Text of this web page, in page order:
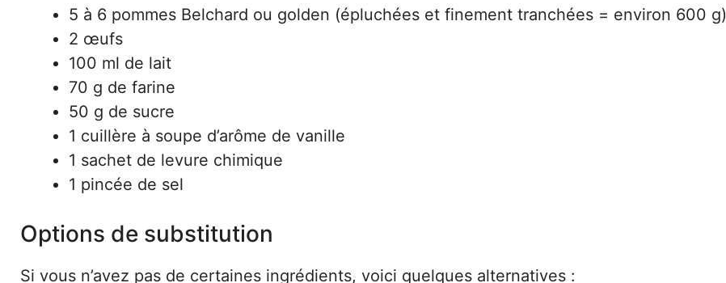
5 à 6 pommes Belchard ou golden (épluchées et finement tranchées = environ 600 g)
2 œufs
100 ml de lait
70 g de farine
50 g de sucre
1 cuillère à soupe d’arôme de vanille
1 sachet de levure chimique
1 pincée de sel
Options de substitution
Si vous n’avez pas de certaines ingrédients, voici quelques alternatives :